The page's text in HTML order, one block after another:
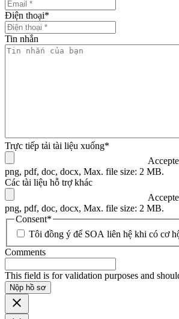
Điện thoại*
Tin nhắn
Trực tiếp tải tài liệu xuống*
png, pdf, doc, docx, Max. file size: 2 MB.
Các tài liệu hỗ trợ khác
png, pdf, doc, docx, Max. file size: 2 MB.
Consent*
Tôi đồng ý để SOA liên hệ khi có cơ
Comments
This field is for validation purposes and
Nộp hồ sơ